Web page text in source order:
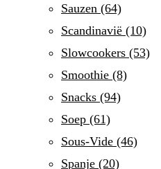
Sauzen (64)
Scandinavië (10)
Slowcookers (53)
Smoothie (8)
Snacks (94)
Soep (61)
Sous-Vide (46)
Spanje (20)